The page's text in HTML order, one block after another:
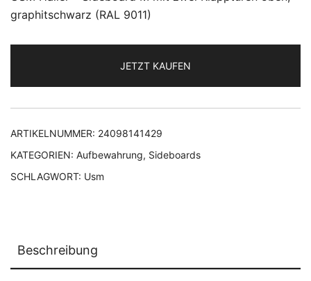
graphitschwarz (RAL 9011)
JETZT KAUFEN
ARTIKELNUMMER: 24098141429
KATEGORIEN: Aufbewahrung, Sideboards
SCHLAGWORT: Usm
Beschreibung